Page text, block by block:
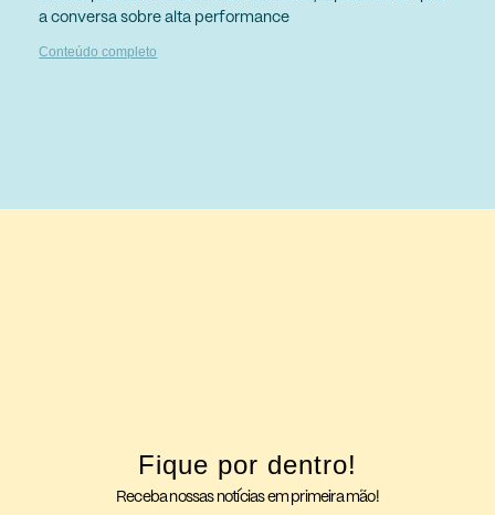
a conversa sobre alta performance
Conteúdo completo
Fique por dentro!
Receba nossas notícias em primeira mão!